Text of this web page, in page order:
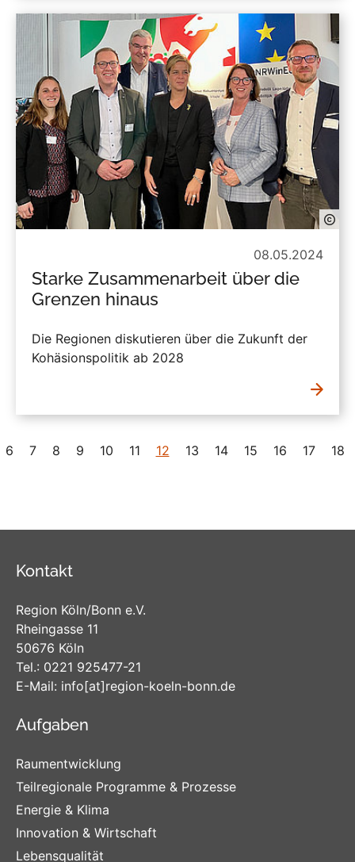
08.05.2024
Starke Zusammenarbeit über die
Grenzen hinaus
Die Regionen diskutieren über die Zukunft der
Kohäsionspolitik ab 2028
6 7 8 9 10 11 12 13 14 15 16 17 18
Kontakt
Region Köln/Bonn e.V.
Rheingasse 11
50676 Köln
Tel.: 0221 925477-21
E-Mail: info[at]region-koeln-bonn.de
Aufgaben
Raumentwicklung
Teilregionale Programme & Prozesse
Energie & Klima
Innovation & Wirtschaft
Lebensqualität